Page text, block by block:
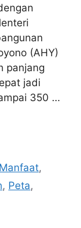
(AHY)
panjang
jadi
350 …
Manfaat,
, Peta,